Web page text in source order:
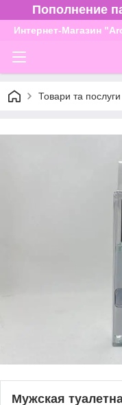
Пополнение
Интернет-Магазин
Товари та послуги
Мужская